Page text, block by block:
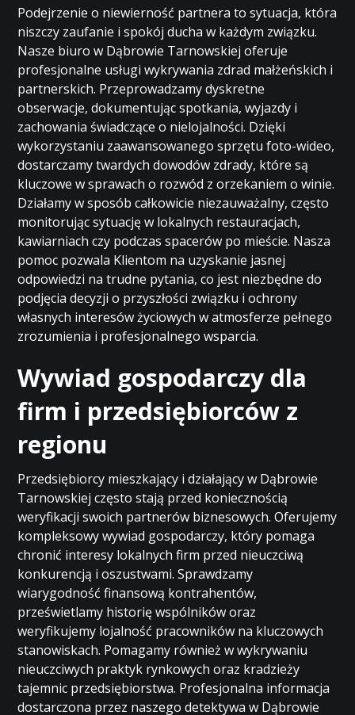
Podejrzenie o niewierność partnera to sytuacja, która
niszczy zaufanie i spokój ducha w każdym związku.
Nasze biuro w Dąbrowie Tarnowskiej oferuje
profesjonalne usługi wykrywania zdrad małżeńskich i
partnerskich. Przeprowadzamy dyskretne
obserwacje, dokumentując spotkania, wyjazdy i
zachowania świadczące o nielojalności. Dzięki
wykorzystaniu zaawansowanego sprzętu foto-wideo,
dostarczamy twardych dowodów zdrady, które są
kluczowe w sprawach o rozwód z orzekaniem o winie.
Działamy w sposób całkowicie niezauważalny, często
monitorując sytuację w lokalnych restauracjach,
kawiarniach czy podczas spacerów po mieście. Nasza
pomoc pozwala Klientom na uzyskanie jasnej
odpowiedzi na trudne pytania, co jest niezbędne do
podjęcia decyzji o przyszłości związku i ochrony
własnych interesów życiowych w atmosferze pełnego
zrozumienia i profesjonalnego wsparcia.
Wywiad gospodarczy dla
firm i przedsiębiorców z
regionu
Przedsiębiorcy mieszkający i działający w Dąbrowie
Tarnowskiej często stają przed koniecznością
weryfikacji swoich partnerów biznesowych. Oferujemy
kompleksowy wywiad gospodarczy, który pomaga
chronić interesy lokalnych firm przed nieuczciwą
konkurencją i oszustwami. Sprawdzamy
wiarygodność finansową kontrahentów,
prześwietlamy historię wspólników oraz
weryfikujemy lojalność pracowników na kluczowych
stanowiskach. Pomagamy również w wykrywaniu
nieuczciwych praktyk rynkowych oraz kradzieży
tajemnic przedsiębiorstwa. Profesjonalna informacja
dostarczona przez naszego detektywa w Dąbrowie